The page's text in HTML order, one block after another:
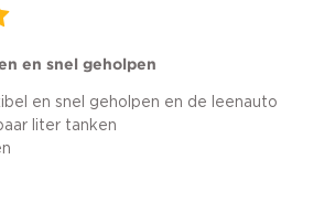
en snel geholpen
en snel geholpen en de leenauto
liter tanken